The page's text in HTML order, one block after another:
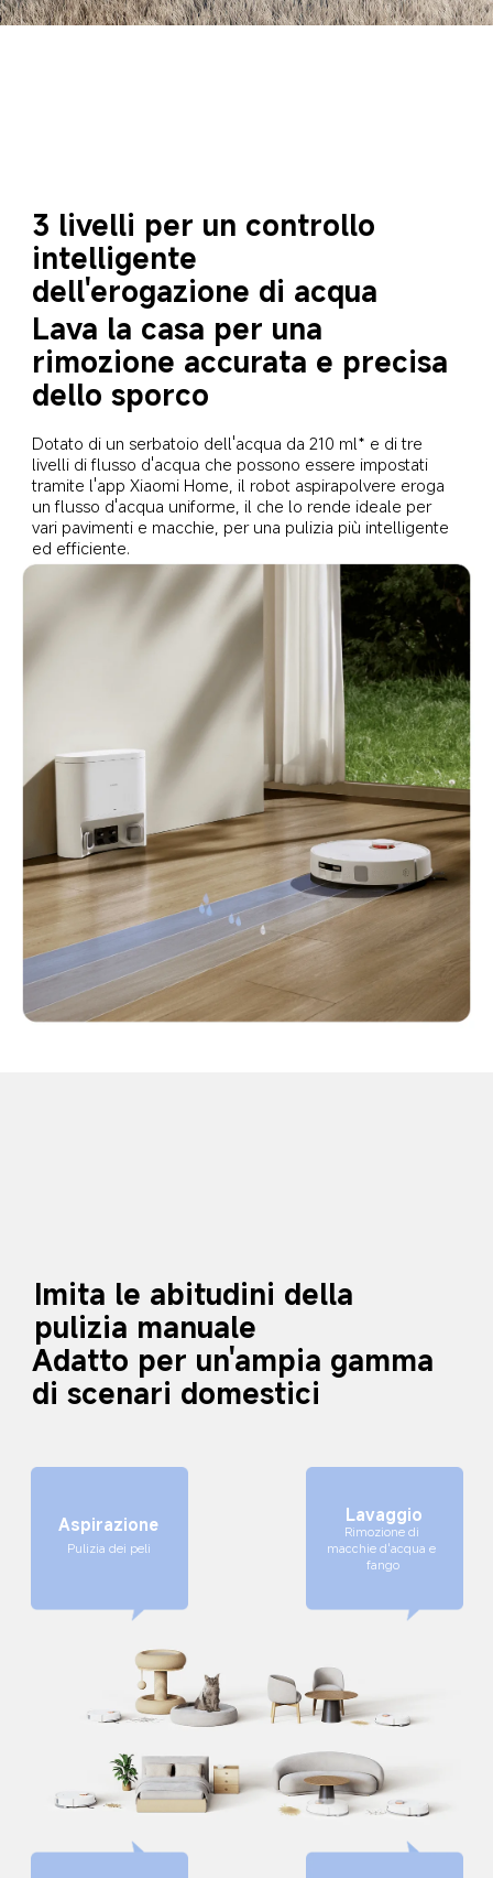
3 livelli per un controllo
intelligente
dell'erogazione di acqua
Lava la casa per una
rimozione accurata e precisa
dello sporco
Dotato di un serbatoio dell'acqua da 210 ml* e di tre
livelli di flusso d'acqua che possono essere impostati
tramite l'app Xiaomi Home, il robot aspirapolvere eroga
un flusso d'acqua uniforme, il che lo rende ideale per
vari pavimenti e macchie, per una pulizia più intelligente
ed efficiente.
Imita le abitudini della
pulizia manuale
Adatto per un'ampia gamma
di scenari domestici
Aspirazione
Pulizia dei peli
Lavaggio
Rimozione di
macchie d'acqua e
fango